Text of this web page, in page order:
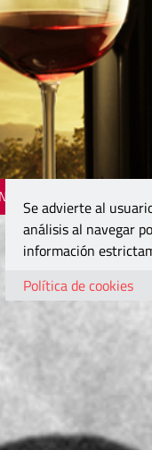
Se advierte al
análisis al navegar
información
Política de cookies